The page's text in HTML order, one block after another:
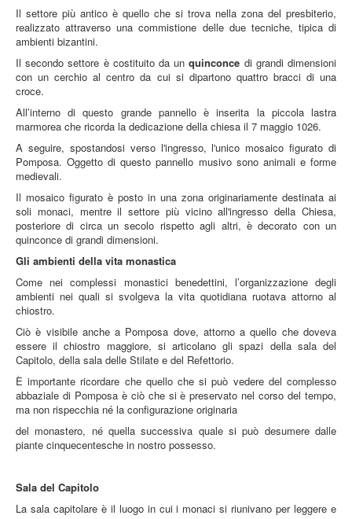
Il settore più antico è quello che si trova nella zona del presbiterio,
realizzato attraverso una commistione delle due tecniche, tipica di
ambienti bizantini.
Il secondo settore è costituito da unquinconce di grandi dimensioni
con un cerchio al centro da cui si dipartono quattro bracci di una
croce.
All’interno di questo grande pannello è inserita la piccola lastra
marmorea che ricorda la dedicazione della chiesa il 7 maggio 1026.
A seguire, spostandosi verso l'ingresso, l'unico mosaico figurato di
Pomposa. Oggetto di questo pannello musivo sono animali e forme
medievali.
Il mosaico figurato è posto in una zona originariamente destinata ai
soli monaci, mentre il settore più vicino all'ingresso della Chiesa,
posteriore di circa un secolo rispetto agli altri, è decorato con un
quinconce di grandi dimensioni.
Gli ambienti della vita monastica
Come nei complessi monastici benedettini, l’organizzazione degli
ambienti nei quali si svolgeva la vita quotidiana ruotava attorno al
chiostro.
Ciò è visibile anche a Pomposa dove, attorno a quello che doveva
essere il chiostro maggiore, si articolano gli spazi della sala del
Capitolo, della sala delle Stilate e del Refettorio.
È importante ricordare che quello che si può vedere del complesso
abbaziale di Pomposa è ciò che si è preservato nel corso del tempo,
ma non rispecchia né la configurazione originaria
del monastero, né quella successiva quale si può desumere dalle
piante cinquecentesche in nostro possesso.
Sala del Capitolo
La sala capitolare è il luogo in cui i monaci si riunivano per leggere e